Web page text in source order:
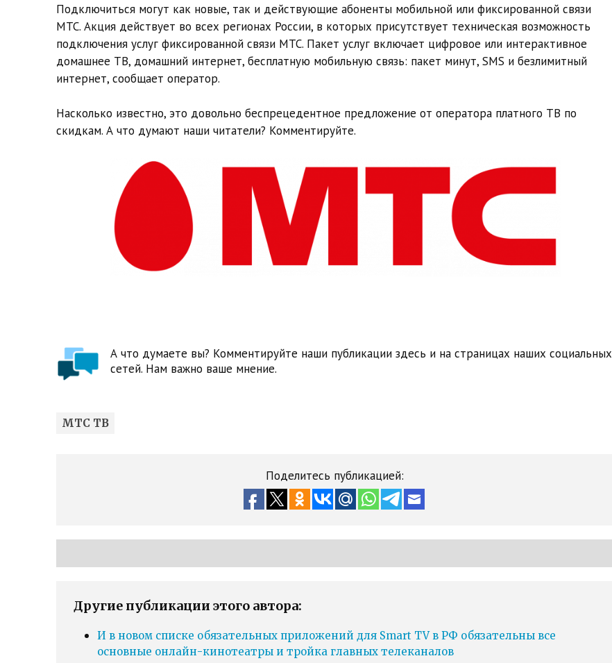
Подключиться могут как новые, так и действующие абоненты мобильной или фиксированной связи
МТС. Акция действует во всех регионах России, в которых присутствует техническая возможность
подключения услуг фиксированной связи МТС. Пакет услуг включает цифровое или интерактивное
домашнее ТВ, домашний интернет, бесплатную мобильную связь: пакет минут, SMS и безлимитный
интернет, сообщает оператор.
Насколько известно, это довольно беспрецедентное предложение от оператора платного ТВ по
скидкам. А что думают наши читатели? Комментируйте.
А что думаете вы? Комментируйте наши публикации здесь и на страницах наших социальных
сетей. Нам важно ваше мнение.
МТС ТВ
Поделитесь публикацией:
Другие публикации этого автора:
И в новом списке обязательных приложений для Smart TV в РФ обязательны все
основные онлайн-кинотеатры и тройка главных телеканалов